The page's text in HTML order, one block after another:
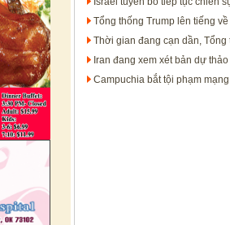
Tổng thống Trump lên tiếng
Thời gian đang cạn dần,
Iran đang xem xét bản dự
Campuchia bắt tội phạm